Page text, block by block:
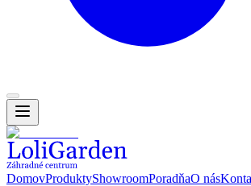
DomovProduktyShowroomPoradňaO nás